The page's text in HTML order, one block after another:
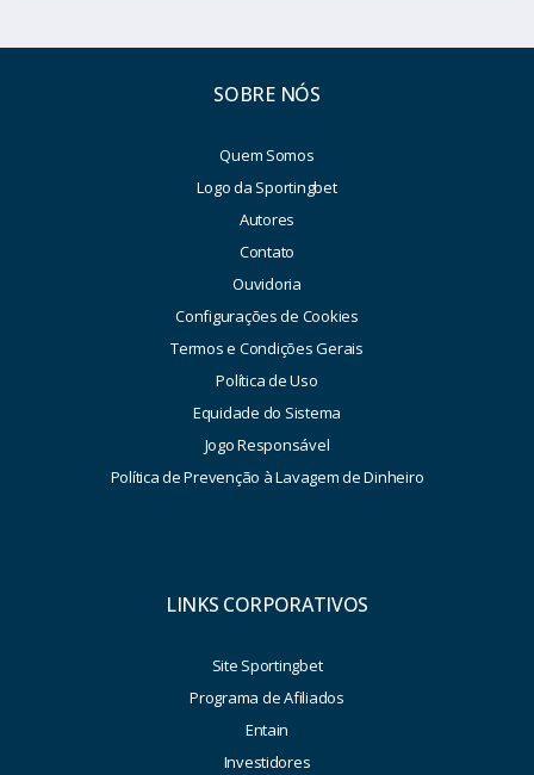
SOBRE NÓS
Quem Somos
Logo da Sportingbet
Autores
Contato
Ouvidoria
Configurações de Cookies
Termos e Condições Gerais
Política de Uso
Equidade do Sistema
Jogo Responsável
Política de Prevenção à Lavagem de Dinheiro
LINKS CORPORATIVOS
Site Sportingbet
Programa de Afiliados
Entain
Investidores